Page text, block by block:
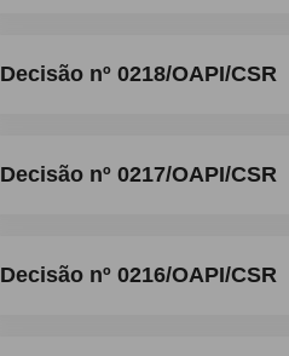
Decisão nº 0218/OAPI/CSR
Decisão nº 0217/OAPI/CSR
Decisão nº 0216/OAPI/CSR